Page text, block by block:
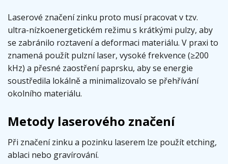
Laserové značení zinku proto musí pracovat v tzv.
ultra-nízkoenergetickém režimu s krátkými pulzy, aby
se zabránilo roztavení a deformaci materiálu. V praxi to
znamená použít pulzní laser, vysoké frekvence (≥200
kHz) a přesné zaostření paprsku, aby se energie
soustředila lokálně a minimalizovalo se přehřívání
okolního materiálu.
Metody laserového značení
Při značení zinku a pozinku laserem lze použít etching,
ablaci nebo gravírování.